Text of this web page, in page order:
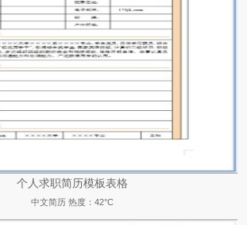
个人求职简历模板表格
中文简历 热度：42°C